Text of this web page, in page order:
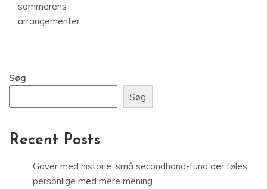
sommerens
arrangementer
Søg
Søg
Recent Posts
Gaver med historie: små secondhand-fund der føles
personlige med mere mening